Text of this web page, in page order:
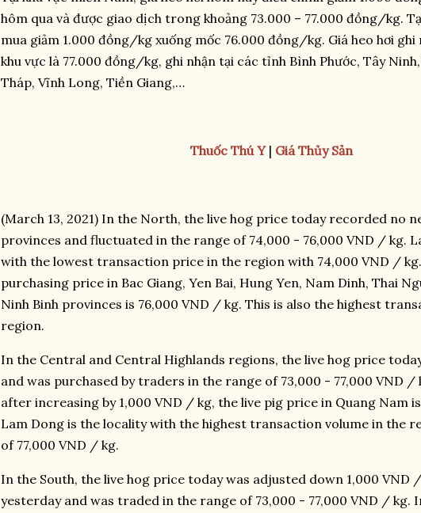
hôm qua và được giao dịch trong khoảng 73.000 – 77.000 đồng/kg.
mua giảm 1.000 đồng/kg xuống mốc 76.000 đồng/kg. Giá heo hơi ghi
khu vực là 77.000 đồng/kg, ghi nhận tại các tỉnh Bình Phước, Tây
Tháp, Vĩnh Long, Tiền Giang,…
Thuốc Thú Y| Giá Thủy Sản
(March 13, 2021) In the North, the live hog price today recorded no
provinces and fluctuated in the range of 74,000 - 76,000 VND / kg.
with the lowest transaction price in the region with 74,000 VND /
purchasing price in Bac Giang, Yen Bai, Hung Yen, Nam Dinh, Thai
Ninh Binh provinces is 76,000 VND / kg. This is also the highest
region.
In the Central and Central Highlands regions, the live hog price
and was purchased by traders in the range of 73,000 - 77,000 VND /
after increasing by 1,000 VND / kg, the live pig price in Quang Nam
Lam Dong is the locality with the highest transaction volume in the
of 77,000 VND / kg.
In the South, the live hog price today was adjusted down 1,000 VND
yesterday and was traded in the range of 73,000 - 77,000 VND / kg.